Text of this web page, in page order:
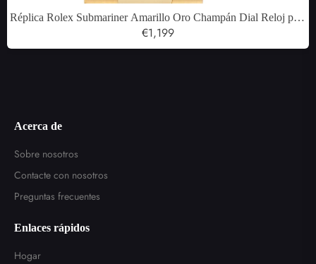
Réplica Rolex Submariner Amarillo Oro Champán Dial Reloj para
hombre 16618
€1,199
Acerca de
Sobre nosotros
Contacte con nosotros
Preguntas frecuentes
Enlaces rápidos
Hogar